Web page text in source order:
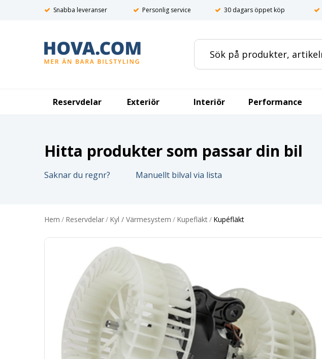
Snabba leveranser Personlig service 30 dagars öppet köp
Reservdelar Exteriör Interiör Performance
Hitta produkter som passar din bil
Saknar du regnr? Manuellt bilval via lista
Hem / Reservdelar/ Kyl / Värmesystem / Kupefläkt/ Kupéfläkt